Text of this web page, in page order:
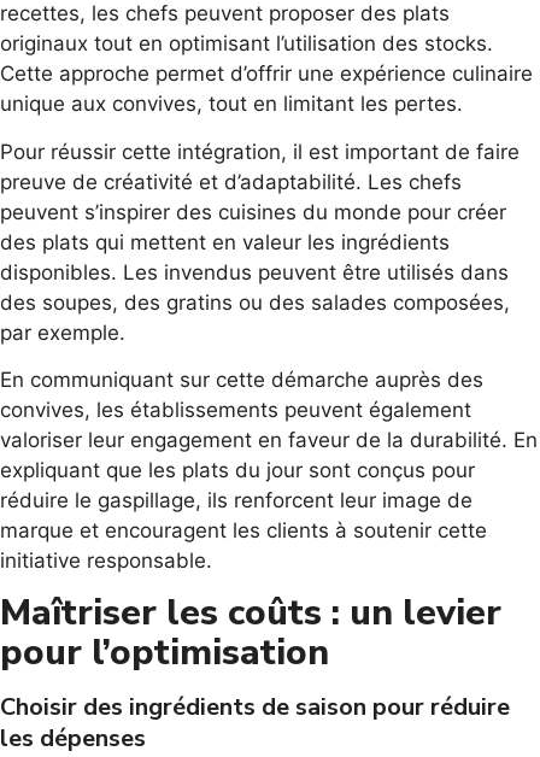
recettes, les chefs peuvent proposer des plats
originaux tout en optimisant l’utilisation des stocks.
Cette approche permet d’offrir une expérience culinaire
unique aux convives, tout en limitant les pertes.
Pour réussir cette intégration, il est important de faire
preuve de créativité et d’adaptabilité. Les chefs
peuvent s’inspirer des cuisines du monde pour créer
des plats qui mettent en valeur les ingrédients
disponibles. Les invendus peuvent être utilisés dans
des soupes, des gratins ou des salades composées,
par exemple.
En communiquant sur cette démarche auprès des
convives, les établissements peuvent également
valoriser leur engagement en faveur de la durabilité. En
expliquant que les plats du jour sont conçus pour
réduire le gaspillage, ils renforcent leur image de
marque et encouragent les clients à soutenir cette
initiative responsable.
Maîtriser les coûts : un levier
pour l’optimisation
Choisir des ingrédients de saison pour réduire
les dépenses